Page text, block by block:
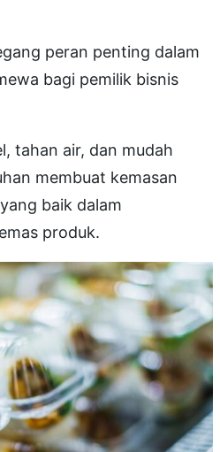
peran penting dalam
bagi pemilik bisnis
tahan air, dan mudah
membuat kemasan
baik dalam
produk.